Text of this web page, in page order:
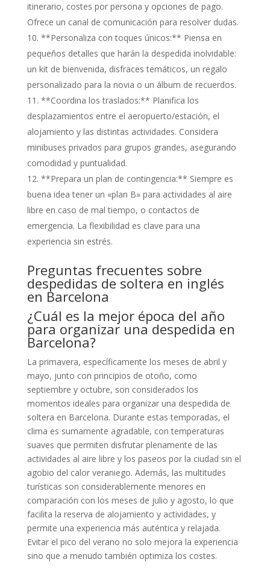
itinerario, costes por persona y opciones de pago.
Ofrece un canal de comunicación para resolver dudas.
**Personaliza con toques únicos:** Piensa en
pequeños detalles que harán la despedida inolvidable:
un kit de bienvenida, disfraces temáticos, un regalo
personalizado para la novia o un álbum de recuerdos.
**Coordina los traslados:** Planifica los
desplazamientos entre el aeropuerto/estación, el
alojamiento y las distintas actividades. Considera
minibuses privados para grupos grandes, asegurando
comodidad y puntualidad.
**Prepara un plan de contingencia:** Siempre es
buena idea tener un «plan B» para actividades al aire
libre en caso de mal tiempo, o contactos de
emergencia. La flexibilidad es clave para una
experiencia sin estrés.
Preguntas frecuentes sobre
despedidas de soltera en inglés
en Barcelona
¿Cuál es la mejor época del año
para organizar una despedida en
Barcelona?
La primavera, específicamente los meses de abril y
mayo, junto con principios de otoño, como
septiembre y octubre, son considerados los
momentos ideales para organizar una despedida de
soltera en Barcelona. Durante estas temporadas, el
clima es sumamente agradable, con temperaturas
suaves que permiten disfrutar plenamente de las
actividades al aire libre y los paseos por la ciudad sin el
agobio del calor veraniego. Además, las multitudes
turísticas son considerablemente menores en
comparación con los meses de julio y agosto, lo que
facilita la reserva de alojamiento y actividades, y
permite una experiencia más auténtica y relajada.
Evitar el pico del verano no solo mejora la experiencia
sino que a menudo también optimiza los costes.